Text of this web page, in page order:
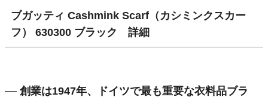
ブガッティ Cashmink Scarf（カシミンクスカー
フ） 630300 ブラック 詳細
創業は1947年、ドイツで最も重要な衣料品ブラ